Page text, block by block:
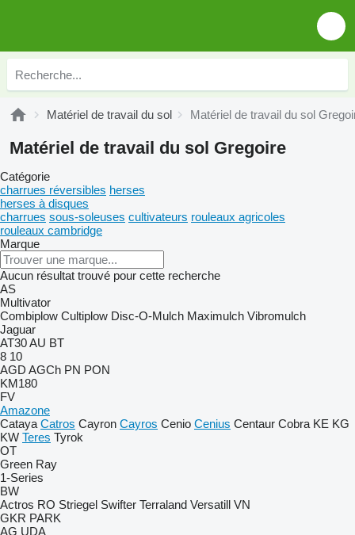
Matériel de travail du sol Matériel de travail du sol
Matériel de travail du sol Gregoire
Catégorie
charrues réversibles herses
herses à disques
charrues sous-soleuses cultivateurs rouleaux agricoles
rouleaux cambridge
Marque
Aucun résultat trouvé pour cette recherche
AS
Multivator
Combiplow Cultiplow Disc-O-Mulch Maximulch Vibromulch
Jaguar
AT30AU BT
8 10
AGD AGCh PN PON
KM180
FV
Amazone
Cataya Catros Cayron Cayros Cenio Cenius Centaur Cobra KE KG
KW Teres Tyrok
OT
Green Ray
1-Series
BW
Actros RO Striegel Swifter Terraland Versatill VN
GKR PARK
AG UDA